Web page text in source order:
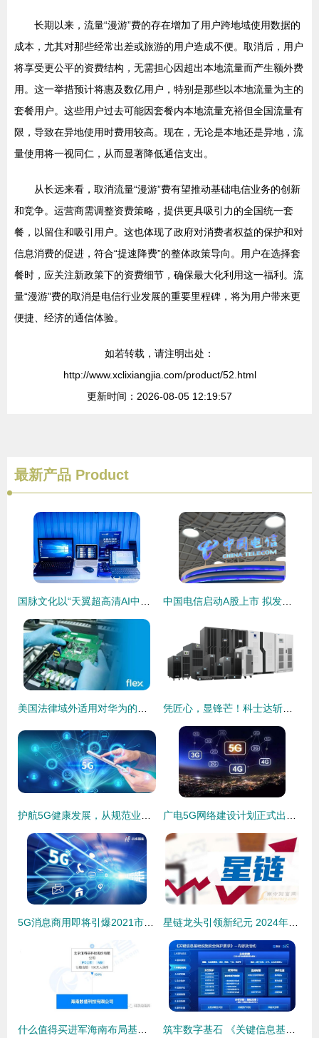
长期以来，流量“漫游”费的存在增加了用户跨地域使用数据的
成本，尤其对那些经常出差或旅游的用户造成不便。取消后，用户
将享受更公平的资费结构，无需担心因超出本地流量而产生额外费
用。这一举措预计将惠及数亿用户，特别是那些以本地流量为主的
套餐用户。这些用户过去可能因套餐内本地流量充裕但全国流量有
限，导致在异地使用时费用较高。现在，无论是本地还是异地，流
量使用将一视同仁，从而显著降低通信支出。
从长远来看，取消流量“漫游”费有望推动基础电信业务的创新
和竞争。运营商需调整资费策略，提供更具吸引力的全国统一套
餐，以留住和吸引用户。这也体现了政府对消费者权益的保护和对
信息消费的促进，符合“提速降费”的整体政策导向。用户在选择套
餐时，应关注新政策下的资费细节，确保最大化利用这一福利。流
量“漫游”费的取消是电信行业发展的重要里程碑，将为用户带来更
便捷、经济的通信体验。
如若转载，请注明出处：
http://www.xclixiangjia.com/product/52.html
更新时间：2026-08-05 12:19:57
最新产品 Product